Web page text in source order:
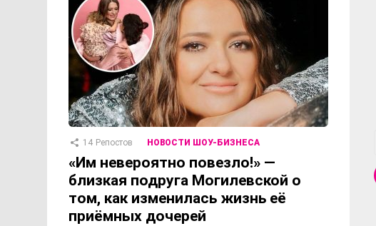
14 Репостов НОВОСТИ ШОУ-БИЗНЕСА
«Им невероятно повезло!» —
близкая подруга Могилевской о
том, как изменилась жизнь её
приёмных дочерей